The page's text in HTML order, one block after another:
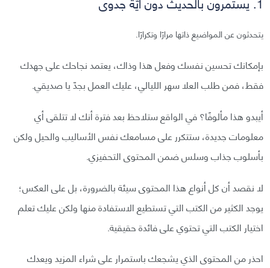
يتحدثون عن المواضيع ذاتها مرارًا وتكرارًا.
بإمكانك تحسين نفسك وفعل هذا وذاك، يعتمد نجاحك على جهدك
فقط، فمن طلب العلا سهر الليالي، عليك العمل بجدّ يا صديقي.
أيبدو هذا مألوفًا؟ في الواقع ستلاحظ بعد فترة أنك لا تتلقى أي
معلومات جديدة، ستتكرر على مسامعك نفس الأساليب والحيل ولكن
بأسلوب جذاب وسلس ضمن المحتوى التحفيزي.
لا نقصد أن كل أنواع هذا المحتوى سيئة بالضرورة، بل على العكس؛
يوجد الكثير من الكتب التي تستطيع الاستفادة منها ولكن عليك تعلم
اختيار الكتب التي تحتوي على فائدة حقيقية.
احذر من المحتوى الذي يشجعك باستمرار على شراء المزيد ويعدك